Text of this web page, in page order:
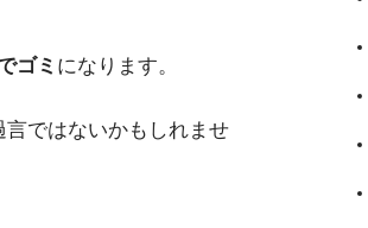
ゴミ になります。
言ではないかもしれませ